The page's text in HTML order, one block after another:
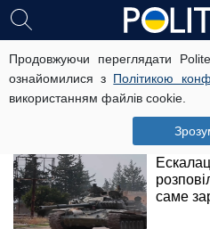
Продовжуючи переглядати
ознайомилися з Політикою
використанням файлів cookie.
РФ
режиму
9
саме